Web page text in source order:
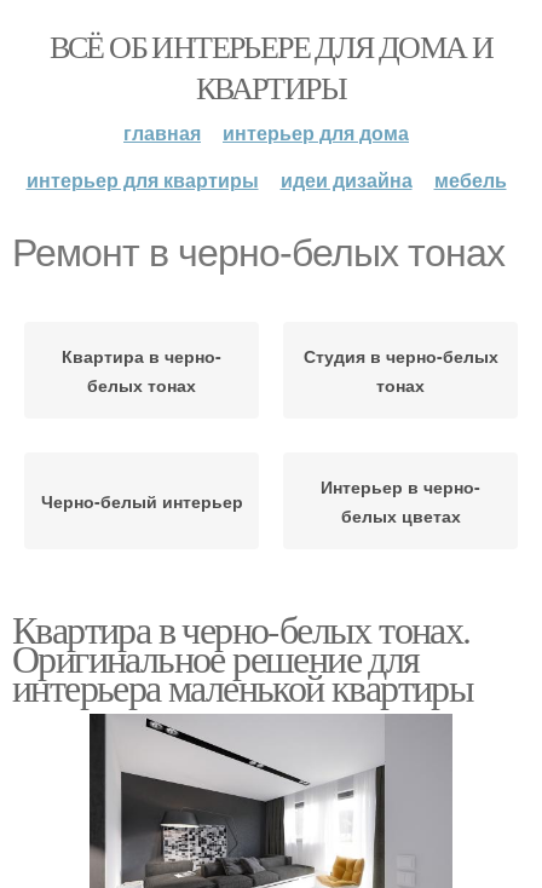
ВСЁ ОБ ИНТЕРЬЕРЕ ДЛЯ ДОМА И
КВАРТИРЫ
главная
интерьер для дома
интерьер для квартиры
идеи дизайна мебель
Ремонт в черно-белых тонах
Квартира в черно-
белых тонах
Студия в черно-белых
тонах
Черно-белый интерьер
Интерьер в черно-
белых цветах
Квартира в черно-белых тонах.
Оригинальное решение для
интерьера маленькой квартиры